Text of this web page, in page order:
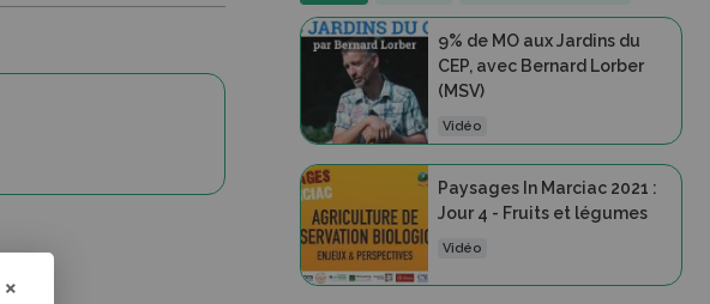
9% de MO aux Jardins du
CEP, avec Bernard Lorber
(MSV)
Vidéo
Paysages In Marciac 2021 :
Jour 4 - Fruits et légumes
Vidéo
×